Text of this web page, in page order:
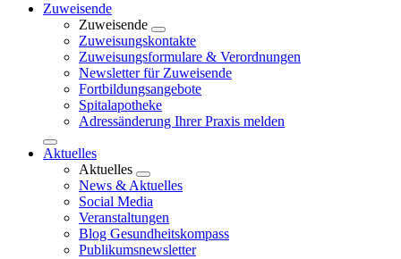
Zuweisende
Zuweisende
Zuweisungskontakte
Zuweisungsformulare & Verordnungen
Newsletter für Zuweisende
Fortbildungsangebote
Spitalapotheke
Adressänderung Ihrer Praxis melden
Aktuelles
Aktuelles
News & Aktuelles
Social Media
Veranstaltungen
Blog Gesundheitskompass
Publikumsnewsletter